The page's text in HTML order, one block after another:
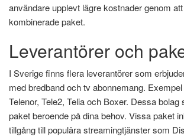
användare upplevt lägre kostnader genom
kombinerade paket.
Leverantörer och
I Sverige finns flera leverantörer som
med bredband och tv abonnemang.
Telenor, Tele2, Telia och Boxer. Dessa
paket beroende på dina behov. Vissa paket
tillgång till populära streamingtjänster som